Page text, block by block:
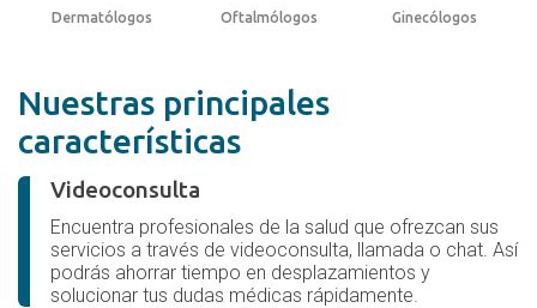
Dermatólogos Oftalmólogos Ginecólogos
Nuestras principales
características
Videoconsulta
Encuentra profesionales de la salud que ofrezcan sus
servicios a través de videoconsulta, llamada o chat. Así
podrás ahorrar tiempo en desplazamientos y
solucionar tus dudas médicas rápidamente.